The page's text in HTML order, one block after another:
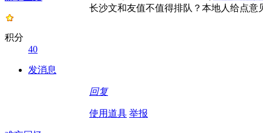
积分
40
发消息
长沙文和友值不值得排队？本地人给点意
回复
使用道具 举报